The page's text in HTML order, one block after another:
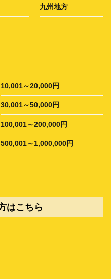
九州地方
10,001～20,000円
30,001～50,000円
100,001～200,000円
500,001～1,000,000円
はこちら